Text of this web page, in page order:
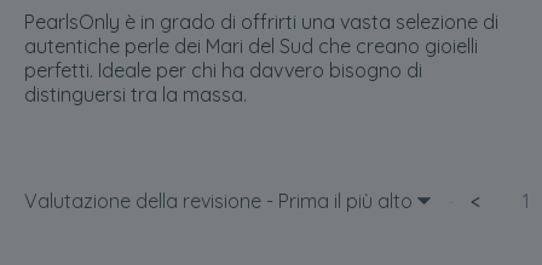
PearlsOnly è in grado di offrirti una vasta selezione di
autentiche perle dei Mari del Sud che creano gioielli
perfetti. Ideale per chi ha davvero bisogno di
distinguersi tra la massa.
Valutazione della revisione - Prima il più alto < 1